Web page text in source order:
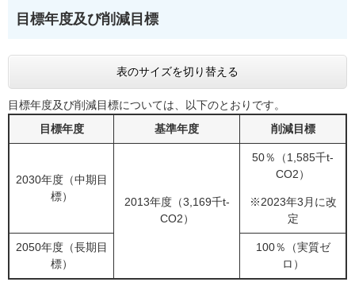
目標年度及び削減目標
表のサイズを切り替える
目標年度及び削減目標については、以下のとおりです。
目標年度
基準年度 削減目標
2030年度（中期目
標）
2013年度（3,169千t-
CO2）
50％（1,585千t-
CO2）
※2023年3月に改
定
2050年度（長期目
標）
100％（実質ゼ
ロ）